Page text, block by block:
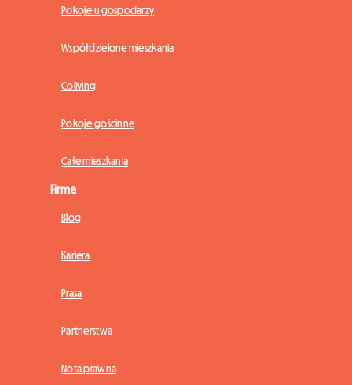
Pokoje u gospodarzy
Współdzielone mieszkania
Coliving
Pokoje gościnne
Całe mieszkania
Firma
Blog
Kariera
Prasa
Partnerstwa
Nota prawna